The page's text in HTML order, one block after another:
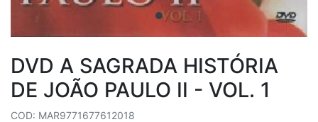
DVD A SAGRADA HISTÓRIA
DE JOÃO PAULO II - VOL. 1
COD: MAR9771677612018